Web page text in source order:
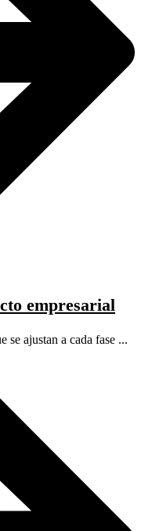
empresarial
se ajustan a cada fase ...